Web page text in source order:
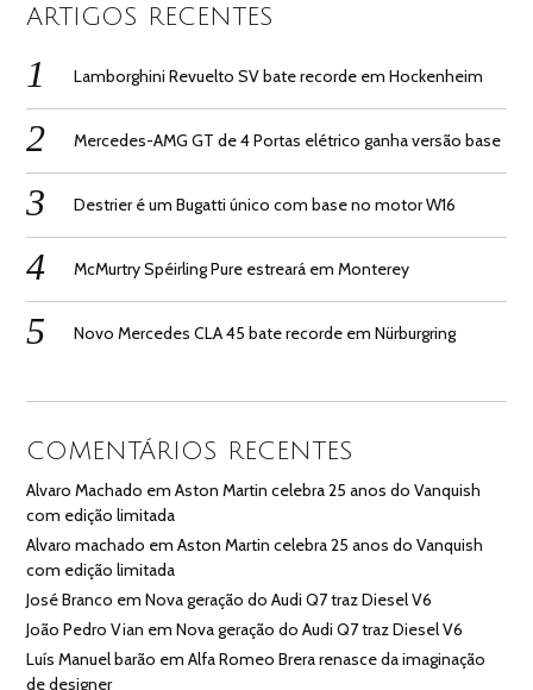
ARTIGOS RECENTES
Lamborghini Revuelto SV bate recorde em Hockenheim
Mercedes-AMG GT de 4 Portas elétrico ganha versão base
Destrier é um Bugatti único com base no motor W16
McMurtry Spéirling Pure estreará em Monterey
Novo Mercedes CLA 45 bate recorde em Nürburgring
COMENTÁRIOS RECENTES
Alvaro Machado emAston Martin celebra 25 anos do Vanquish
com edição limitada
Alvaro machado emAston Martin celebra 25 anos do Vanquish
com edição limitada
José Branco emNova geração do Audi Q7 traz Diesel V6
João Pedro Vian emNova geração do Audi Q7 traz Diesel V6
Luís Manuel barão emAlfa Romeo Brera renasce da imaginação
de designer